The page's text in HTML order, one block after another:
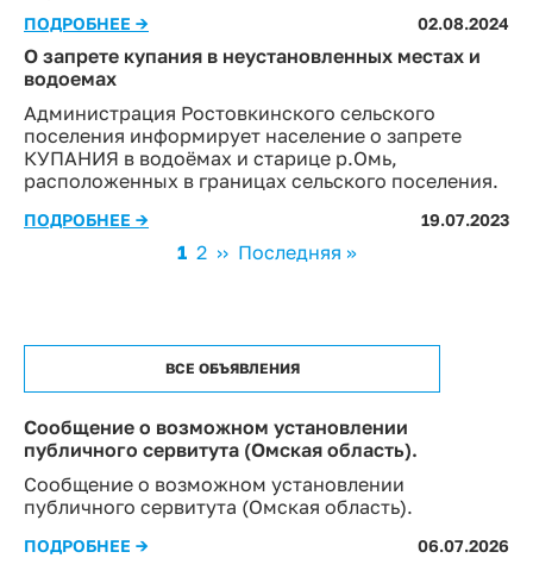
ПОДРОБНЕЕ → 02.08.2024
О запрете купания в неустановленных местах и
водоемах
Администрация Ростовкинского сельского
поселения информирует население о запрете
КУПАНИЯ в водоёмах и старице р.Омь,
расположенных в границах сельского поселения.
ПОДРОБНЕЕ → 19.07.2023
Текущая
1 Page
2 Следующая
›› Последняя
Последняя »
ВСЕ ОБЪЯВЛЕНИЯ
Сообщение о возможном установлении
публичного сервитута (Омская область).
Сообщение о возможном установлении
публичного сервитута (Омская область).
ПОДРОБНЕЕ → 06.07.2026